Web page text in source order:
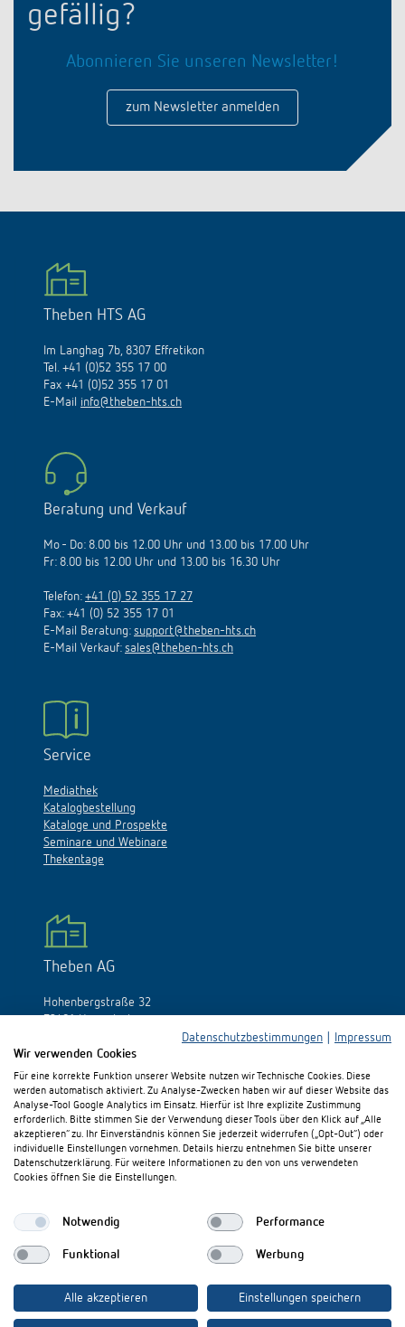
gefällig?
Abonnieren Sie unseren Newsletter!
zum Newsletter anmelden
Theben HTS AG
Im Langhag 7b, 8307 Effretikon
Tel. +41 (0)52 355 17 00
Fax +41 (0)52 355 17 01
E-Mail info@theben-hts.ch
Beratung und Verkauf
Mo - Do: 8.00 bis 12.00 Uhr und 13.00 bis 17.00 Uhr
Fr: 8.00 bis 12.00 Uhr und 13.00 bis 16.30 Uhr
Telefon: +41 (0) 52 355 17 27
Fax: +41 (0) 52 355 17 01
E-Mail Beratung: support@theben-hts.ch
E-Mail Verkauf: sales@theben-hts.ch
Service
Mediathek
Katalogbestellung
Kataloge und Prospekte
Seminare und Webinare
Thekentage
Theben AG
Hohenbergstraße 32
Fax: +49 (0)74 74/692-150
E-Mail:info@theben.de
Besuchen Sie uns auf:
Datenschutzbestimmungen
Impressum
Wir verwenden Cookies
Für eine korrekte Funktion unserer Website nutzen wir Technische Cookies. Diese
werden automatisch aktiviert. Zu Analyse-Zwecken haben wir auf dieser Website das
Analyse-Tool Google Analytics im Einsatz. Hierfür ist Ihre explizite Zustimmung
erforderlich. Bitte stimmen Sie der Verwendung dieser Tools über den Klick auf „Alle
akzeptieren“ zu. Ihr Einverständnis können Sie jederzeit widerrufen („Opt-Out“) oder
individuelle Einstellungen vornehmen. Details hierzu entnehmen Sie bitte unserer
Datenschutzerklärung. Für weitere Informationen zu den von uns verwendeten
Cookies öffnen Sie die Einstellungen.
Notwendig Performance
Funktional Werbung
Alle akzeptieren Einstellungen speichern